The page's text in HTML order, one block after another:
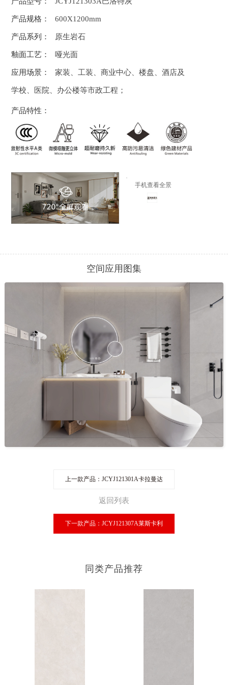
产品规格： 600X1200mm
产品系列： 原生岩石
釉面工艺： 哑光面
应用场景： 家装、工装、商业中心、楼盘、酒店及
学校、医院、办公楼等市政工程；
产品特性：
手机查看全景
空间应用图集
上一款产品：JCYJ121301A卡拉曼达
返回列表
下一款产品：JCYJ121307A莱斯卡利
同类产品推荐